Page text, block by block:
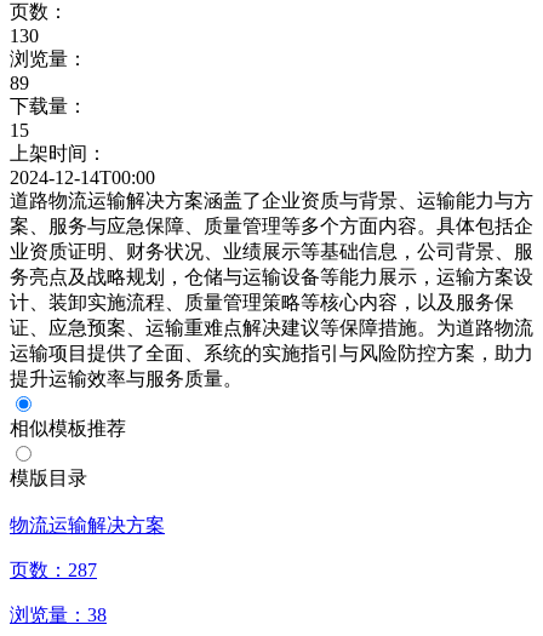
页数：
130
浏览量：
89
下载量：
15
上架时间：
2024-12-14T00:00
道路物流运输解决方案涵盖了企业资质与背景、运输能力与方
案、服务与应急保障、质量管理等多个方面内容。具体包括企
业资质证明、财务状况、业绩展示等基础信息，公司背景、服
务亮点及战略规划，仓储与运输设备等能力展示，运输方案设
计、装卸实施流程、质量管理策略等核心内容，以及服务保
证、应急预案、运输重难点解决建议等保障措施。为道路物流
运输项目提供了全面、系统的实施指引与风险防控方案，助力
提升运输效率与服务质量。
相似模板推荐
模版目录
物流运输解决方案
页数： 287
浏览量： 38